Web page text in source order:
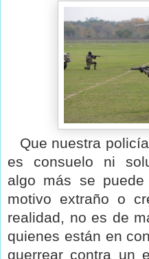
Que nuestra
es consuelo ni
algo más se
motivo extraño o
realidad, no es de
quienes están en
guerrear contra un